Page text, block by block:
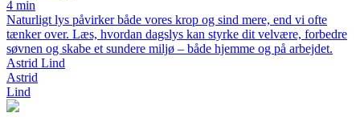
4 min
Naturligt lys påvirker både vores krop og sind mere, end vi ofte
tænker over. Læs, hvordan dagslys kan styrke dit velvære, forbedre
søvnen og skabe et sundere miljø – både hjemme og på arbejdet.
Astrid Lind
Astrid
Lind